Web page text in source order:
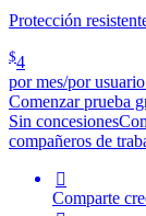
Protección
$4
por mes/por
Comenzar prueba
Sin concesiones
compañeros de

Comparte